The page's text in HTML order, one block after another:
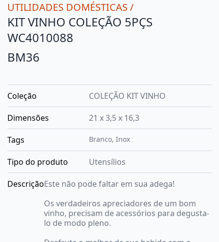
UTILIDADES DOMÉSTICAS /
KIT VINHO COLEÇÃO 5PÇS
WC4010088
BM36
Coleção COLEÇÃO KIT VINHO
Dimensões 21 x 3,5 x 16,3
Tags Branco,Inox
Tipo do produto Utensílios
DescriçãoEste não pode faltar em sua adega!
Os verdadeiros apreciadores de um bom
vinho, precisam de acessórios para degusta-
lo de modo pleno.